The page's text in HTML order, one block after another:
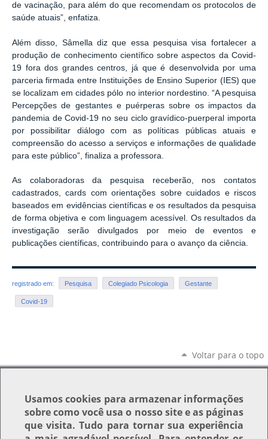
de vacinação, para além do que recomendam os protocolos de
saúde atuais”, enfatiza.
Além disso, Sâmella diz que essa pesquisa visa fortalecer a
produção de conhecimento científico sobre aspectos da Covid-
19 fora dos grandes centros, já que é desenvolvida por uma
parceria firmada entre Instituições de Ensino Superior (IES) que
se localizam em cidades pólo no interior nordestino. “A pesquisa
Percepções de gestantes e puérperas sobre os impactos da
pandemia de Covid-19 no seu ciclo gravídico-puerperal importa
por possibilitar diálogo com as políticas públicas atuais e
compreensão do acesso a serviços e informações de qualidade
para este público”, finaliza a professora.
As colaboradoras da pesquisa receberão, nos contatos
cadastrados, cards com orientações sobre cuidados e riscos
baseados em evidências científicas e os resultados da pesquisa
de forma objetiva e com linguagem acessível. Os resultados da
investigação serão divulgados por meio de eventos e
publicações científicas, contribuindo para o avanço da ciência.
registrado em: Pesquisa Colegiado Psicologia Gestante
Covid-19
Voltar para o topo
Usamoscookies para armazenar informações
sobre como você usa o nosso site e as páginas
que visita. Tudo para tornar sua experiência